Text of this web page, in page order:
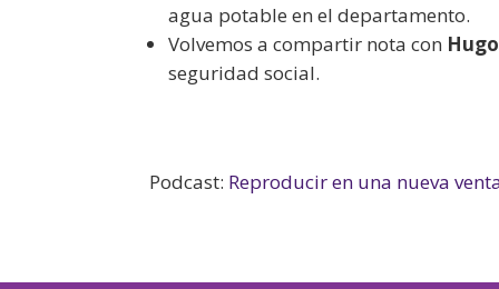
agua potable en el departamento.
Volvemos a compartir nota con
seguridad social.
Podcast: Reproducir en una nueva